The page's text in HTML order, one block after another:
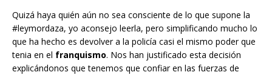
Quizá haya quién aún no sea consciente de lo que supone la
#leymordaza, yo aconsejo leerla, pero simplificando mucho lo
que ha hecho es devolver a la policía casi el mismo poder que
tenia en el franquismo. Nos han justificado esta decisión
explicándonos que tenemos que confiar en las fuerzas de